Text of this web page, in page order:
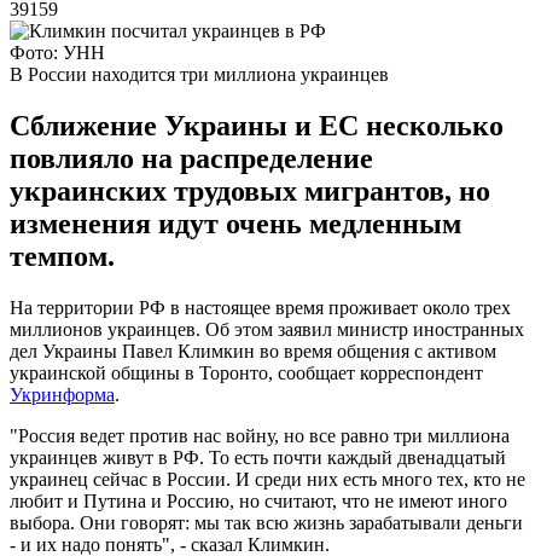
39159
Фото: УНН
В России находится три миллиона украинцев
Сближение Украины и ЕС несколько
повлияло на распределение
украинских трудовых мигрантов, но
изменения идут очень медленным
темпом.
На территории РФ в настоящее время проживает около трех
миллионов украинцев. Об этом заявил министр иностранных
дел Украины Павел Климкин во время общения с активом
украинской общины в Торонто, сообщает корреспондент
Укринформа.
"Россия ведет против нас войну, но все равно три миллиона
украинцев живут в РФ. То есть почти каждый двенадцатый
украинец сейчас в России. И среди них есть много тех, кто не
любит и Путина и Россию, но считают, что не имеют иного
выбора. Они говорят: мы так всю жизнь зарабатывали деньги
- и их надо понять", - сказал Климкин.